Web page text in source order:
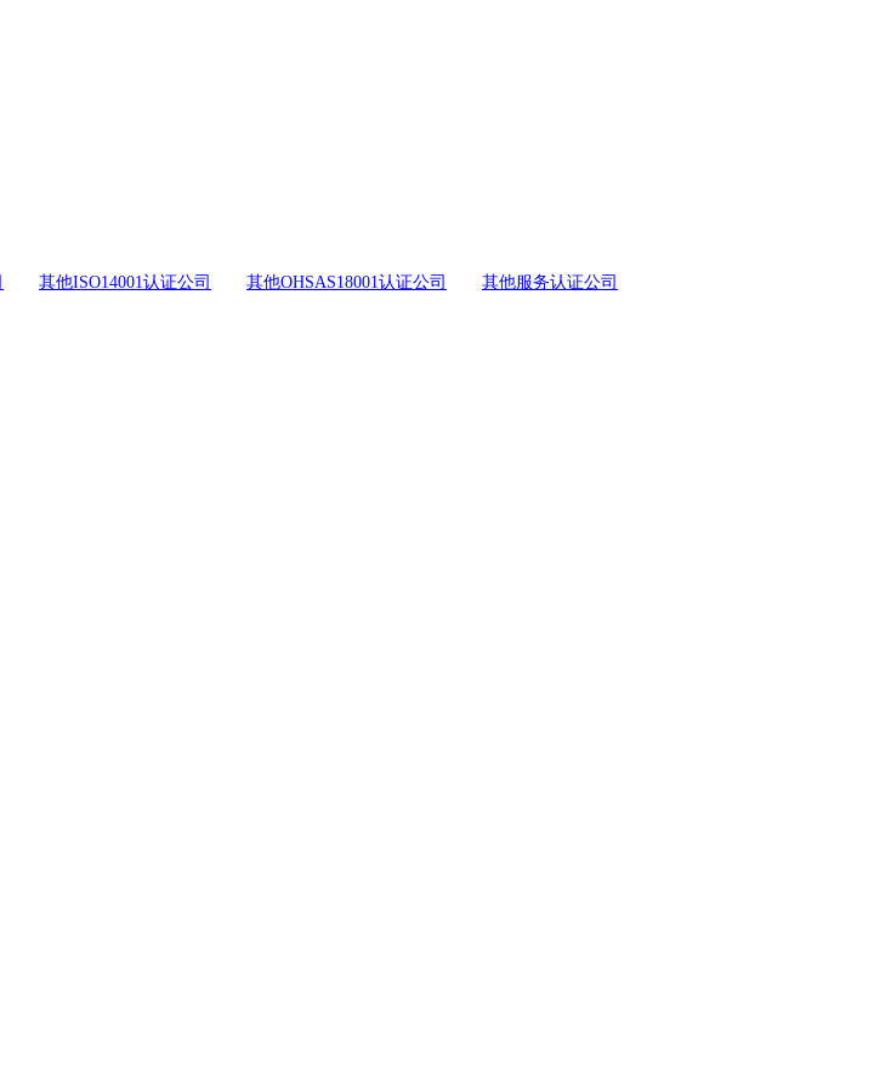
其他ISO14001认证公司 其他OHSAS18001认证公司 其他服务认证公司